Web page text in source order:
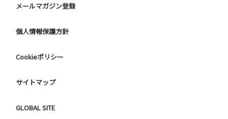
メールマガジン登録
個人情報保護方針
Cookieポリシー
サイトマップ
GLOBAL SITE